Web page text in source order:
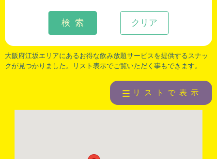
クリア
検 索
大阪府江坂エリアにあるお得な飲み放題サービスを提供するスナッ
クが見つかりました。リスト表示でご覧いただく事もできます。
リストで表示